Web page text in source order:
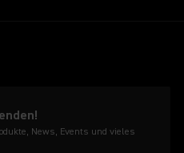
News, Events und vieles